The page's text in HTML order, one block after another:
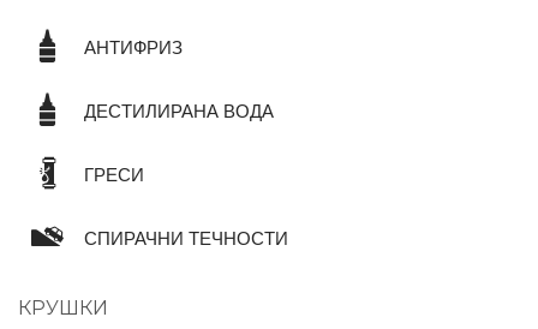
АНТИФРИЗ
ДЕСТИЛИРАНА ВОДА
ГРЕСИ
СПИРАЧНИ ТЕЧНОСТИ
КРУШКИ